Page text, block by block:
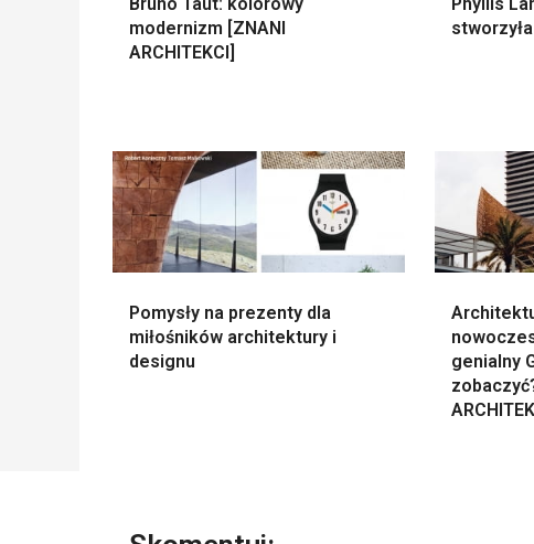
modernizm [ZNANI
ARCHITEKCI]
Pomysły na prezenty dla
miłośników architektury i
designu
genialny